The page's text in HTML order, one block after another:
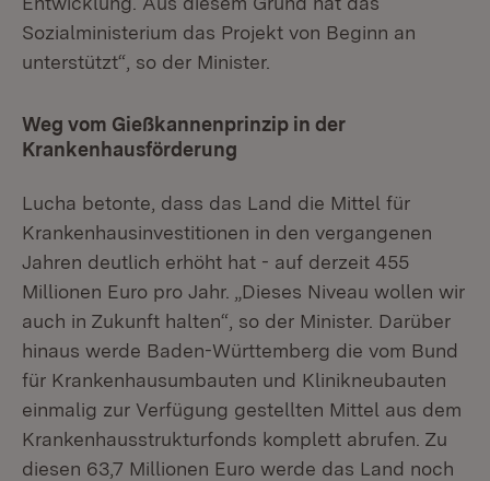
Sozialministerium das Projekt von Beginn an
unterstützt“, so der Minister.
Weg vom Gießkannenprinzip in der
Krankenhausförderung
Lucha betonte, dass das Land die Mittel für
Krankenhausinvestitionen in den vergangenen
Jahren deutlich erhöht hat - auf derzeit 455
Millionen Euro pro Jahr. „Dieses Niveau wollen wir
auch in Zukunft halten“, so der Minister. Darüber
hinaus werde Baden-Württemberg die vom Bund
für Krankenhausumbauten und Klinikneubauten
einmalig zur Verfügung gestellten Mittel aus dem
Krankenhausstrukturfonds komplett abrufen. Zu
diesen 63,7 Millionen Euro werde das Land noch